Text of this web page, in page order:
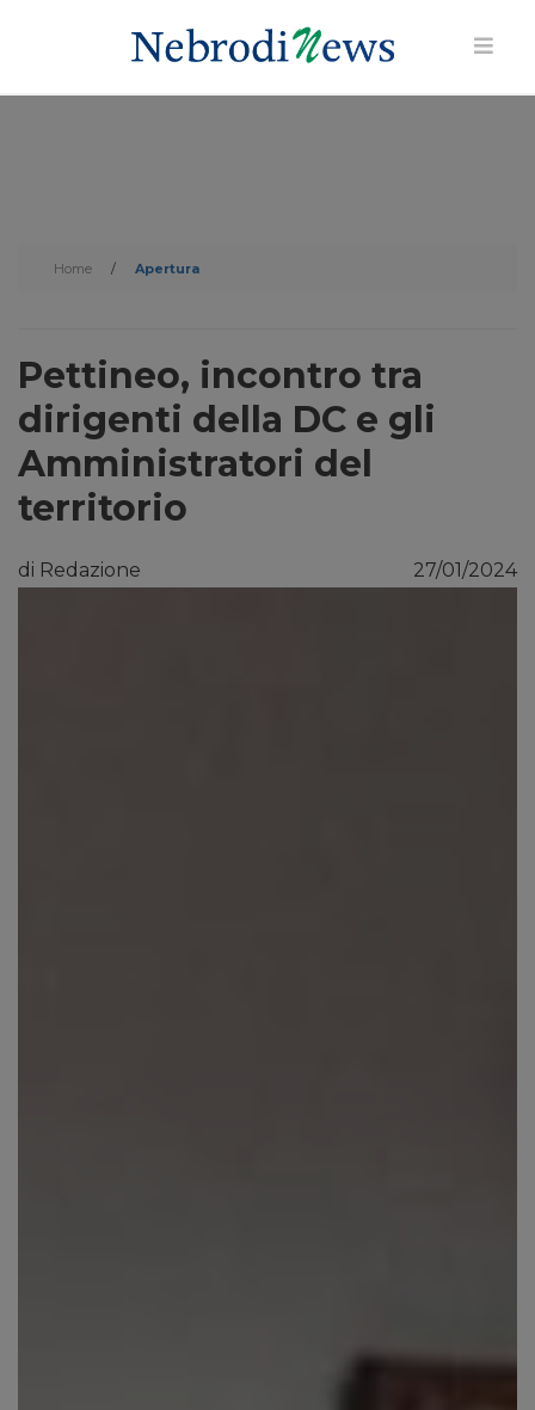
Home / Apertura
Pettineo, incontro tra
dirigenti della DC e gli
Amministratori del
territorio
di Redazione 27/01/2024